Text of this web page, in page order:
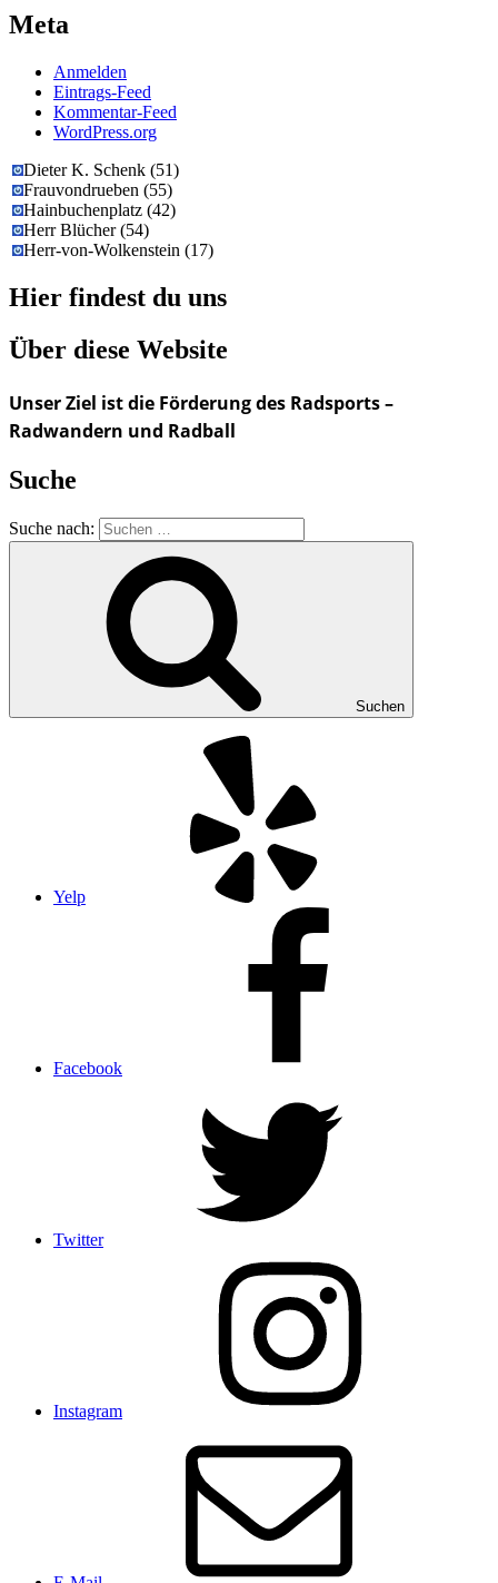
Meta
Anmelden
Eintrags-Feed
Kommentar-Feed
WordPress.org
Dieter K. Schenk(51)
Frauvondrueben(55)
Hainbuchenplatz(42)
Herr Blücher(54)
Herr-von-Wolkenstein(17)
Hier findest du uns
Über diese Website
Unser Ziel ist die Förderung des Radsports –
Radwandern und Radball
Suche
Suche nach:
Suchen
Yelp
Facebook
Twitter
Instagram